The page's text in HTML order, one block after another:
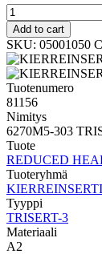
TRISERT-
3
REDUCED
HEAD
6270M5-
303
TRISERT-
3
A2
quantity
Add to cart
SKU: 05001050
Tuotenumero
81156
Nimitys
6270M5-303
Tuote
REDUCED
Tuoteryhmä
Tyyppi
TRISERT-3
Materiaali
A2